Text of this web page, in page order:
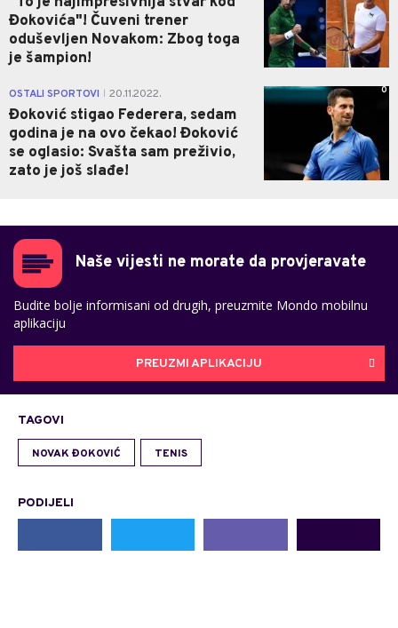
Đokovića"! Čuveni trener
oduševljen Novakom: Zbog toga
je šampion!
OSTALI SPORTOVI 20.11.2022.
Đoković stigao Federera, sedam
godina je na ovo čekao! Đoković
se oglasio: Svašta sam preživio,
zato je još slađe!
0
Naše vijesti ne morate da provjeravate
Budite bolje informisani od drugih, preuzmite Mondo mobilnu
aplikaciju
PREUZMI APLIKACIJU
TAGOVI
NOVAK ĐOKOVIĆ TENIS
PODIJELI